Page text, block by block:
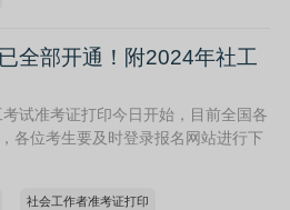
全部开通！附2024年社工
试准考证打印今日开始，目前全国各
各位考生要及时登录报名网站进行下
社会工作者准考证打印